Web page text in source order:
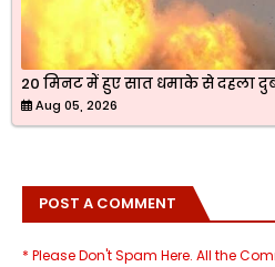
20 मिनट में हुए सात धमाके से दहला
Aug 05, 2026
POST A COMMENT
* Please Don't Spam Here. All the